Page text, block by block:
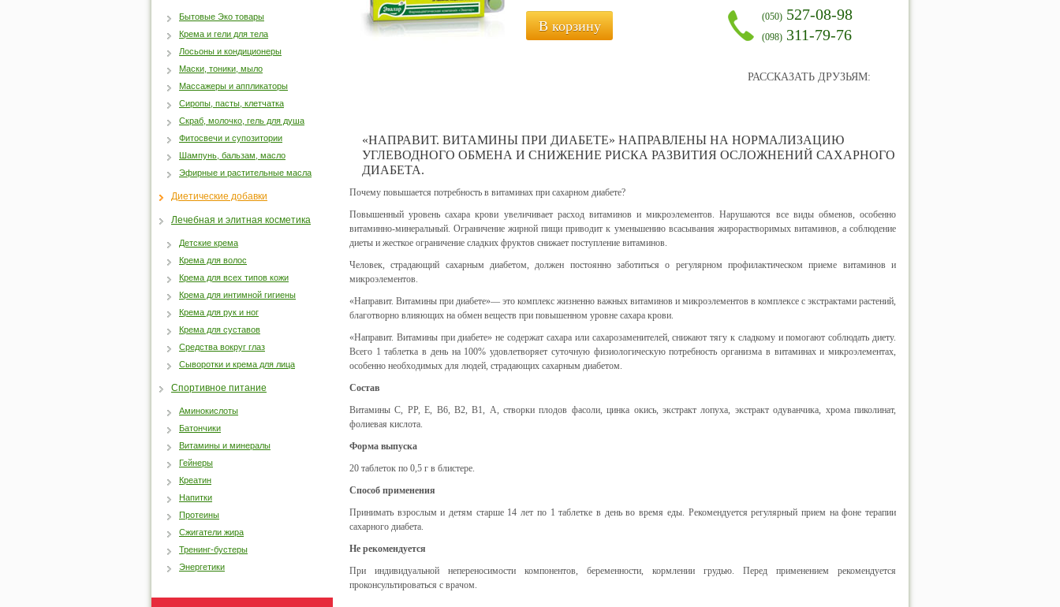
В корзину
(050) 527-08-98
(098) 311-79-76
РАССКАЗАТЬ ДРУЗЬЯМ:
«НАПРАВИТ. ВИТАМИНЫ ПРИ ДИАБЕТЕ» НАПРАВЛЕНЫ НА НОРМАЛИЗАЦИЮ
УГЛЕВОДНОГО ОБМЕНА И СНИЖЕНИЕ РИСКА РАЗВИТИЯ ОСЛОЖНЕНИЙ САХАРНОГО
ДИАБЕТА.
Почему повышается потребность в витаминах при сахарном диабете?
Повышенный уровень сахара крови увеличивает расход витаминов и микроэлементов. Нарушаются все виды обменов, особенно
витаминно-минеральный. Ограничение жирной пищи приводит к уменьшению всасывания жирорастворимых витаминов, а соблюдение
диеты и жесткое ограничение сладких фруктов снижает поступление витаминов.
Человек, страдающий сахарным диабетом, должен постоянно заботиться о регулярном профилактическом приеме витаминов и
микроэлементов.
«Направит. Витамины при диабете»— это комплекс жизненно важных витаминов и микроэлементов в комплексе с экстрактами растений,
благотворно влияющих на обмен веществ при повышенном уровне сахара крови.
«Направит. Витамины при диабете» не содержат сахара или сахарозаменителей, снижают тягу к сладкому и помогают соблюдать диету.
Всего 1 таблетка в день на 100% удовлетворяет суточную физиологическую потребность организма в витаминах и микроэлементах,
особенно необходимых для людей, страдающих сахарным диабетом.
Состав
Витамины С, РР, Е, В6, В2, В1, А, створки плодов фасоли, цинка окись, экстракт лопуха, экстракт одуванчика, хрома пиколинат,
фолиевая кислота.
Форма выпуска
20 таблеток по 0,5 г в блистере.
Способ применения
Принимать взрослым и детям старше 14 лет по 1 таблетке в день во время еды. Рекомендуется регулярный прием на фоне терапии
сахарного диабета.
Не рекомендуется
При индивидуальной непереносимости компонентов, беременности, кормлении грудью. Перед применением рекомендуется
проконсультироваться с врачом.
Бытовые Эко товары
Крема и гели для тела
Лосьоны и кондиционеры
Маски, тоники, мыло
Массажеры и аппликаторы
Сиропы, пасты, клетчатка
Скраб, молочко, гель для душа
Фитосвечи и супозитории
Шампунь, бальзам, масло
Эфирные и растительные масла
Диетические добавки
Лечебная и элитная косметика
Детские крема
Крема для волос
Крема для всех типов кожи
Крема для интимной гигиены
Крема для рук и ног
Крема для суставов
Средства вокруг глаз
Сыворотки и крема для лица
Спортивное питание
Аминокислоты
Батончики
Витамины и минералы
Гейнеры
Креатин
Напитки
Протеины
Сжигатели жира
Тренинг-бустеры
Энергетики